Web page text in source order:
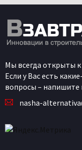
Мы всегда открыты к
Если у Вас есть
вопросы – напишите
nasha-